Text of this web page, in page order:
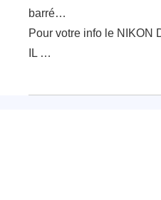
barré…
Pour votre info le NIKON
IL …